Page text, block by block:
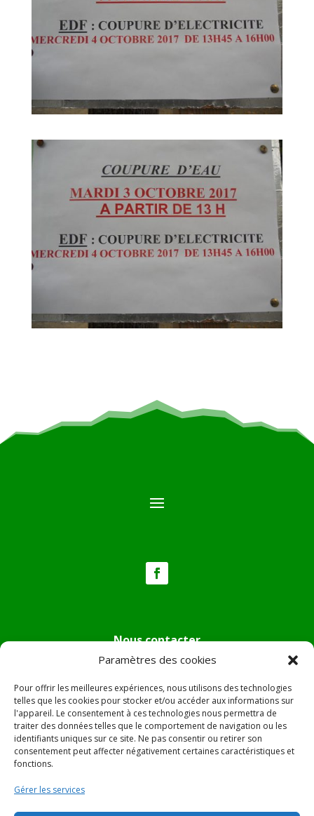
Paramètres des cookies
Pour offrir les meilleures expériences, nous utilisons des technologies
telles que les cookies pour stocker et/ou accéder aux informations sur
l'appareil. Le consentement à ces technologies nous permettra de
traiter des données telles que le comportement de navigation ou les
identifiants uniques sur ce site. Ne pas consentir ou retirer son
consentement peut affecter négativement certaines caractéristiques et
fonctions.
Gérer les services
Nous contacter
Tél :04.95.36.24.02
Mail:
mairie.pietradiverde@wanadoo.fr
Adresse :Hôtel de ville de Pietra di Verde
Le village
20230 Pietra di Verde
© 2022 Mairie de Pietra Di Verde – Réalisation